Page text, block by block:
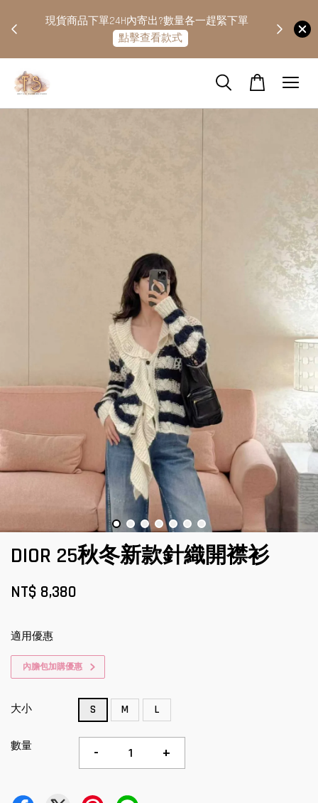
現貨商品下單24H內寄出?數量各一趕緊下單
點擊查看款式
DIOR 25秋冬新款針織開襟衫
NT$ 8,380
適用優惠
內膽包加購優惠
大小 S M L
數量 - +